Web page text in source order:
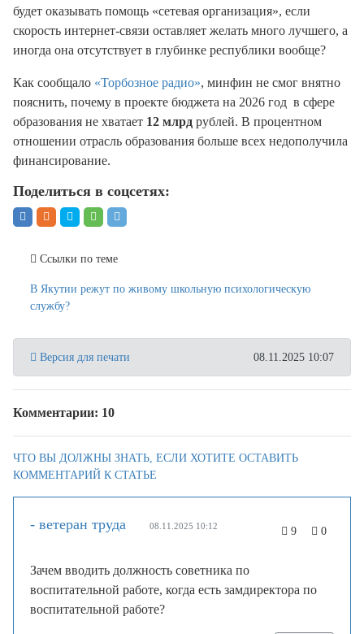
будет оказывать помощь «сетевая организация», если
скорость интернет-связи оставляет желать много лучшего, а
иногда она отсутствует в глубинке республики вообще?
Как сообщало «Торбозное радио», минфин не смог внятно
пояснить, почему в проекте бюджета на 2026 год в сфере
образования не хватает 12 млрд рублей. В процентном
отношении отрасль образования больше всех недополучила
финансирование.
Поделиться в соцсетях:
Ссылки по теме
В Якутии режут по живому школьную психологическую
службу?
Версия для печати 08.11.2025 10:07
Комментарии: 10
ЧТО ВЫ ДОЛЖНЫ ЗНАТЬ, ЕСЛИ ХОТИТЕ ОСТАВИТЬ
КОММЕНТАРИЙ К СТАТЬЕ
- ветеран труда 08.11.2025 10:12 9 0
Зачем вводить должность советника по
воспитательной работе, когда есть замдиректора по
воспитательной работе?